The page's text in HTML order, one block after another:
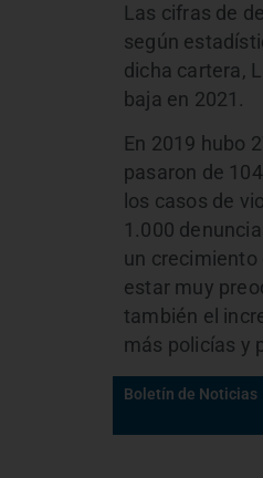
Las cifras de
según
dicha cartera,
baja en 2021.
En 2019 hubo
pasaron de
los casos de
1.000
un crecimiento
estar muy
también el
más policías y
Boletín de Noticias